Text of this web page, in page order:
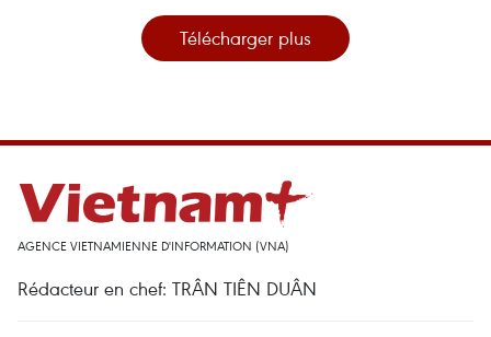
Télécharger plus
AGENCE VIETNAMIENNE D'INFORMATION (VNA)
Rédacteur en chef: TRÂN TIÊN DUÂN